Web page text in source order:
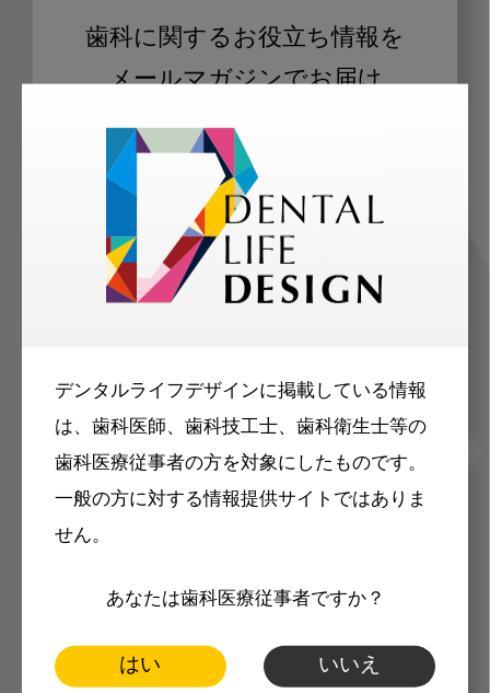
デンタルライフデザインに掲載している情報
は、歯科医師、歯科技工士、歯科衛生士等の
歯科医療従事者の方を対象にしたものです。
一般の方に対する情報提供サイトではありま
せん。
あなたは歯科医療従事者ですか？
はい いいえ
歯科に関するお役立ち情報を
メールマガジンでお届け
ご登録いただいた職種（歯科医師、歯
科衛生士、歯科技工士）に合わせた内
容のメールマガジンをお届けします。
メリット